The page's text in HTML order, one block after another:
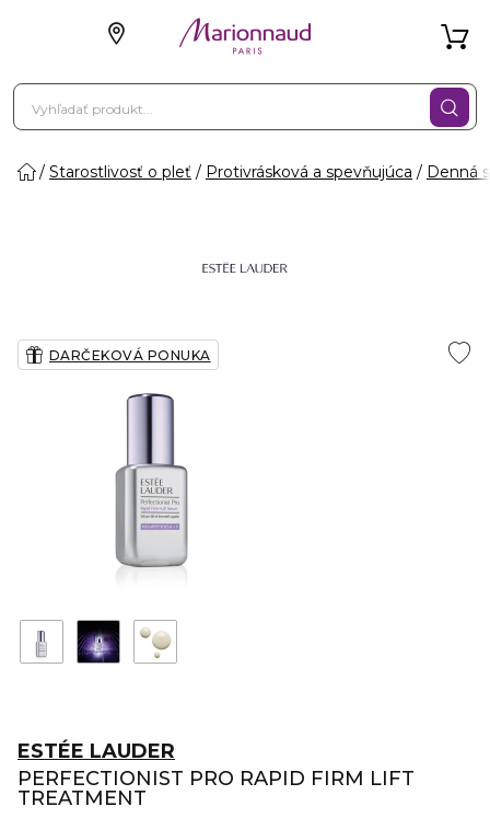
Starostlivosť o pleť Protivrásková a spevňujúca Denná
DARČEKOVÁ PONUKA
ESTÉE LAUDER
PERFECTIONIST PRO RAPID FIRM LIFT
TREATMENT